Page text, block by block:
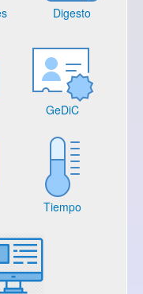
Digesto
GeDiC
Tiempo